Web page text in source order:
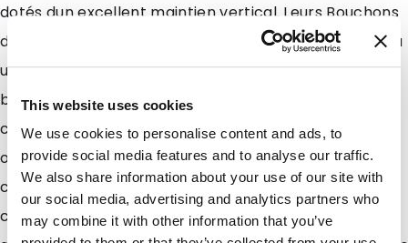
This website uses cookies
We use cookies to personalise content and ads, to
provide social media features and to analyse our traffic.
We also share information about your use of our site with
our social media, advertising and analytics partners who
may combine it with other information that you’ve
dotés dun excellent maintien vertical. Leurs Bouchons
de 10,6mm de diamètre soudé en coin vous permettra
une vidange produit extrêmement précise. Leurs
bagues dinviolabilités prouvera à vos
clients/consommateurs quils sont les premiers à
ouvrir lemballage. Ces Doypack Bouchons
conviennent parfaitement autant pour le
conditionnement de produits alimentaires, non